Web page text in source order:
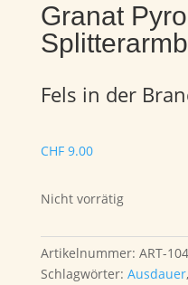
Granat
Fels in der
CHF9.00
Nicht vorrätig
Artikelnummer: ART-
Schlagwörter: Ausdauer,